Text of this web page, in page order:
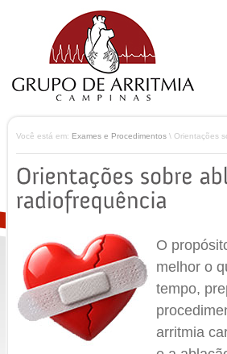
Você está em: Exames e Procedimentos \ Orientações
O
melhor o
tempo,
arritmia